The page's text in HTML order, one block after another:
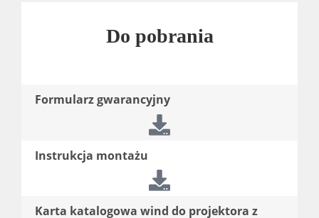
Do pobrania
Formularz gwarancyjny
Instrukcja montażu
Karta katalogowa wind do projektora z